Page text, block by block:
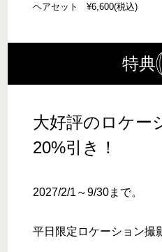
ヘアセット ¥6,600(税込)
特典
大好評のロケー
20%引き！
2027/2/1～9/30まで。
平日限定ロケーション撮